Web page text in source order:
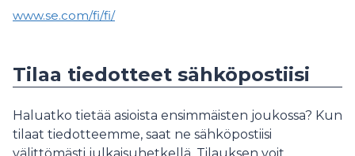
www.se.com/fi/fi/
Tilaa tiedotteet sähköpostiisi
Haluatko tietää asioista ensimmäisten joukossa? Kun
tilaat tiedotteemme, saat ne sähköpostiisi
välittömästi julkaisuhetkellä. Tilauksen voit